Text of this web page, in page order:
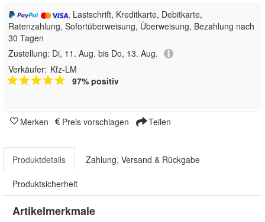
, Lastschrift, Kreditkarte, Debitkarte,
Ratenzahlung, Sofortüberweisung, Überweisung, Bezahlung nach
30 Tagen
Zustellung: Di, 11. Aug. bis Do, 13. Aug.
Verkäufer: Kfz-LM
97% positiv
Merken Preis vorschlagen Teilen
Produktdetails Zahlung, Versand & Rückgabe
Produktsicherheit
Artikelmerkmale